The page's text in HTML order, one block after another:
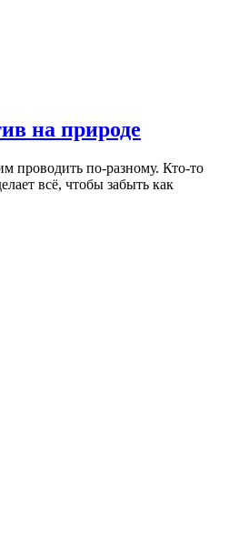
на природе
проводить по-разному. Кто-то
всё, чтобы забыть как